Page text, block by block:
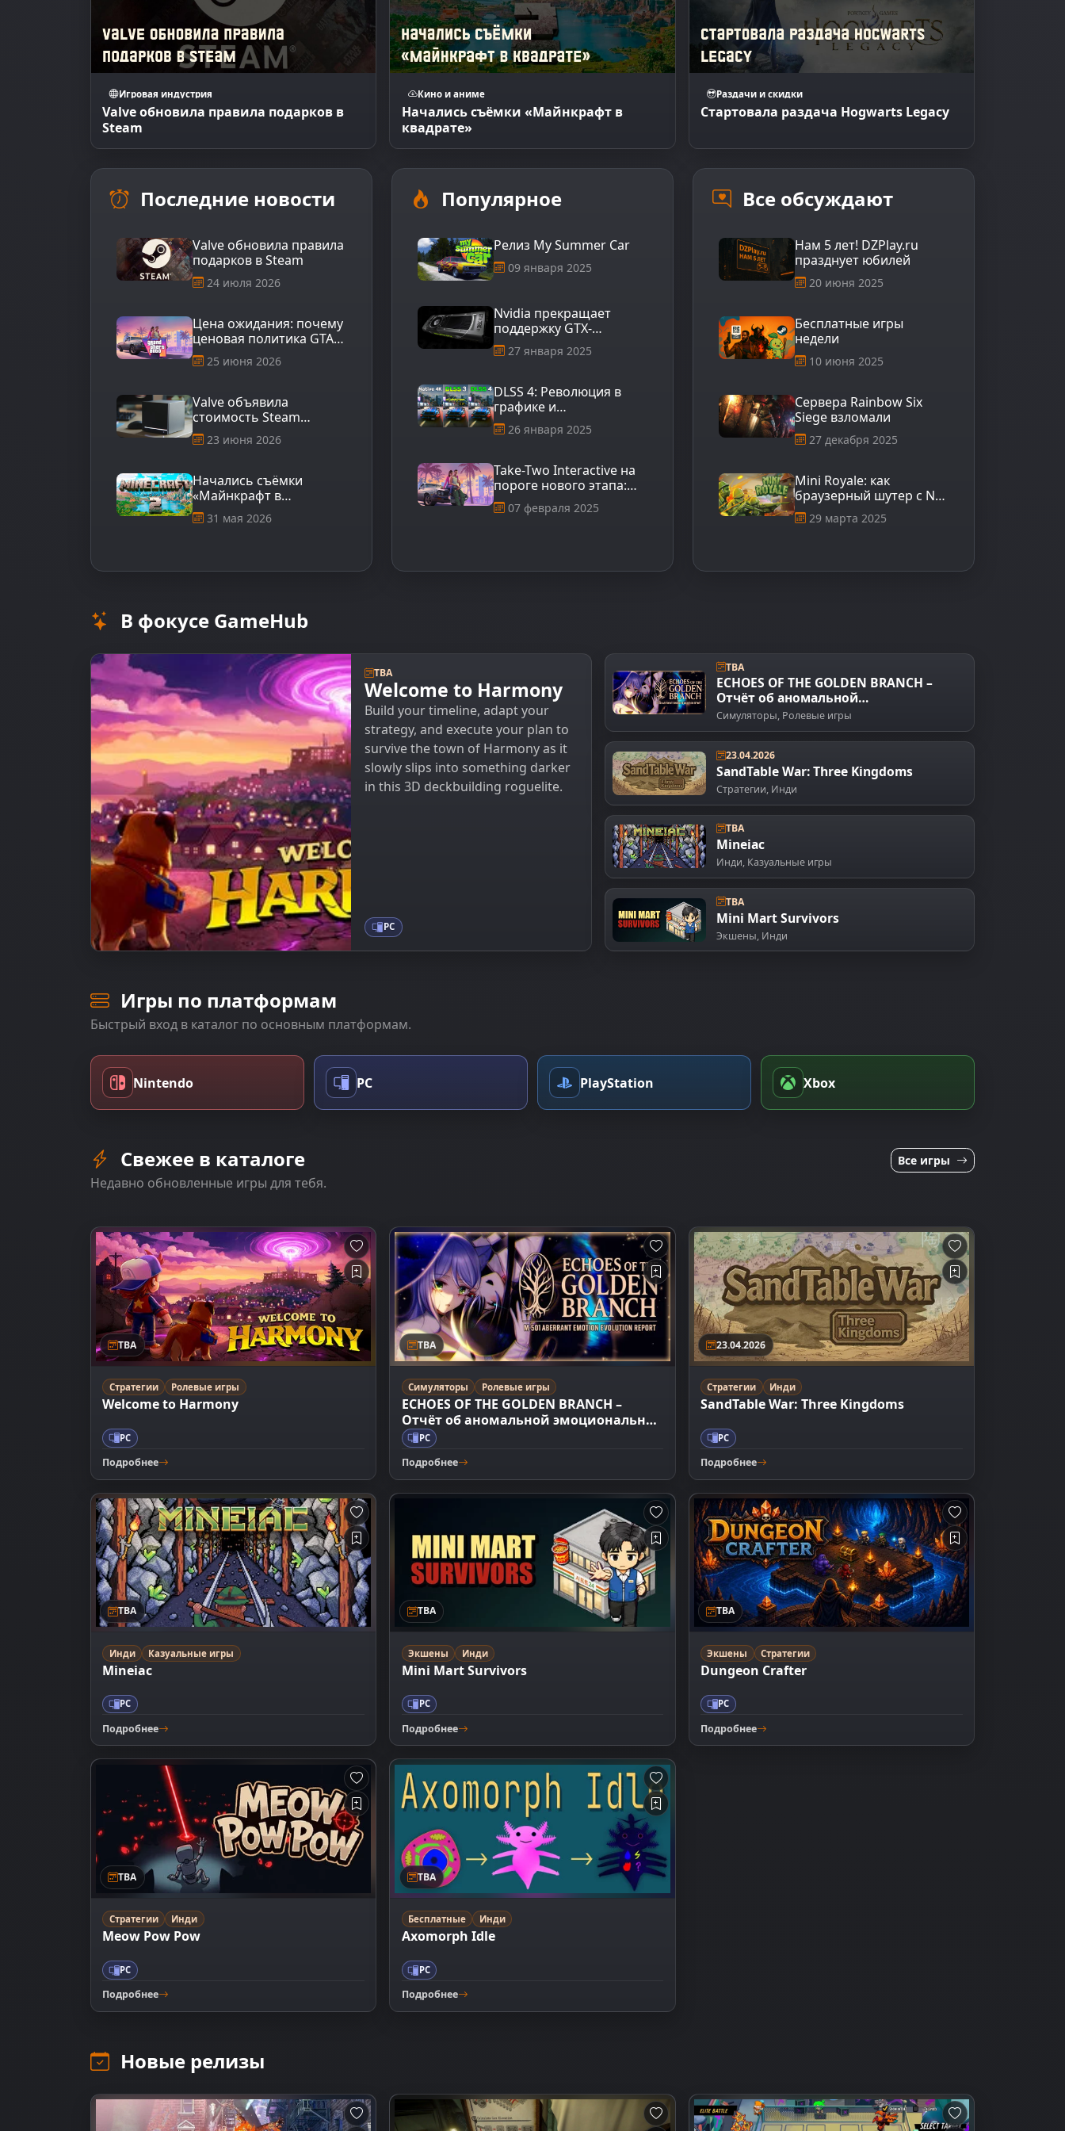
Игровая индустрия
Valve обновила правила подарков в
Steam
Кино и аниме
Начались съёмки «Майнкрафт в
квадрате»
Раздачи и скидки
Стартовала раздача Hogwarts Legacy
Последние новости
Valve обновила правила
подарков в Steam
24 июля 2026
Цена ожидания: почему
ценовая политика GTA
VI расколола игровое
сообщество
25 июня 2026
Valve объявила
стоимость Steam
Machine
23 июня 2026
Начались съёмки
«Майнкрафт в
квадрате»
31 мая 2026
Популярное
Релиз My Summer Car
09 января 2025
Nvidia прекращает
поддержку GTX-
видеокарт: что это
значит для
27 января 2025
DLSS 4: Революция в
графике и
производительности
игр26 января 2025
Take-Two Interactive на
пороге нового этапа:
осенний анонс Grand
Theft Auto VI в 2025 году
07 февраля 2025
Все обсуждают
Нам 5 лет! DZPlay.ru
празднует юбилей
20 июня 2025
Бесплатные игры
недели
10 июня 2025
Сервера Rainbow Six
Siege взломали
27 декабря 2025
Mini Royale: как
браузерный шутер с NFT
покоряет игровую
индустрию
29 марта 2025
В фокусе GameHub
TBA
Welcome to Harmony
Build your timeline, adapt your
strategy, and execute your plan to
survive the town of Harmony as it
slowly slips into something darker
in this 3D deckbuilding roguelite.
PC
TBA
ECHOES OF THE GOLDEN BRANCH –
Отчёт об аномальной
эмоциональной эволюции M-501
Симуляторы, Ролевые игры
23.04.2026
SandTable War: Three Kingdoms
Стратегии, Инди
TBA
Mineiac
Инди, Казуальные игры
TBA
Mini Mart Survivors
Экшены, Инди
Игры по платформам
Быстрый вход в каталог по основным платформам.
Nintendo PC PlayStation Xbox
Свежее в каталоге
Недавно обновленные игры для тебя.
Все игры
TBA
Стратегии Ролевые игры
Welcome to Harmony
PC
Подробнее
TBA
Симуляторы Ролевые игры
ECHOES OF THE GOLDEN BRANCH –
Отчёт об аномальной эмоциональной
эволюции M-501
PC
Подробнее
23.04.2026
Стратегии Инди
SandTable War: Three Kingdoms
PC
Подробнее
TBA
Инди Казуальные игры
Mineiac
PC
Подробнее
TBA
Экшены Инди
Mini Mart Survivors
PC
Подробнее
TBA
Экшены Стратегии
Dungeon Crafter
PC
Подробнее
TBA
Стратегии Инди
Meow Pow Pow
PC
Подробнее
TBA
Бесплатные Инди
Axomorph Idle
PC
Подробнее
Новые релизы